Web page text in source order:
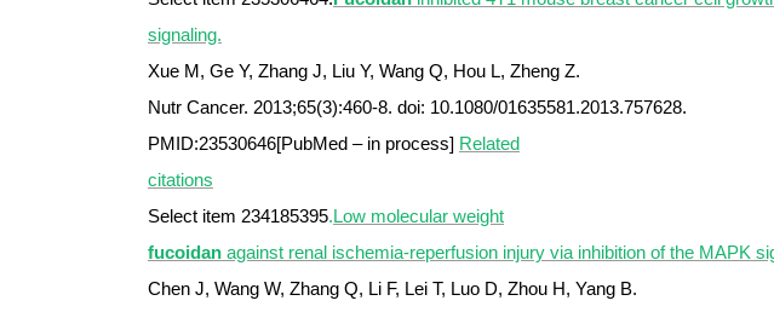
signaling.
Xue M, Ge Y, Zhang J, Liu Y, Wang Q, Hou L, Zheng Z.
Nutr Cancer. 2013;65(3):460-8. doi: 10.1080/01635581.2013.757628.
PMID:23530646[PubMed – in process] Related
citations
Select item 234185395.Low molecular weight
fucoidan against renal ischemia-reperfusion injury via inhibition of the MAPK
Chen J, Wang W, Zhang Q, Li F, Lei T, Luo D, Zhou H, Yang B.